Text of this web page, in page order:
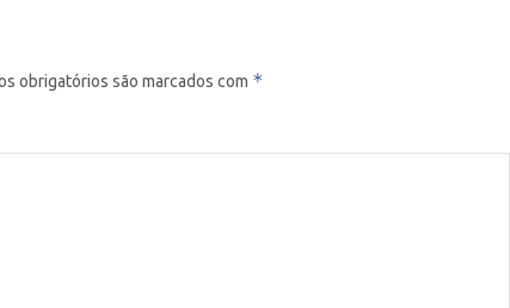
obrigatórios são marcados com *